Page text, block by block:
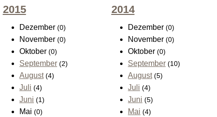
2015
Dezember (0)
November (0)
Oktober (0)
September (2)
August (4)
Juli (4)
Juni (1)
Mai (0)
2014
Dezember(0)
November(0)
Oktober(0)
September (10)
August (5)
Juli (4)
Juni (5)
Mai (4)